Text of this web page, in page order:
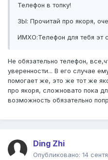
Телефон в топку!
ЗЫ: Прочитай про якоря,
ИМХО:Телефон для тебя эт
Не обязательно телефон,
уверенности... В его случае
помогает же, это же тот же
про якоря, сложновато пока
возможность обязательно
Ding Zhi
Опубликовано: 14